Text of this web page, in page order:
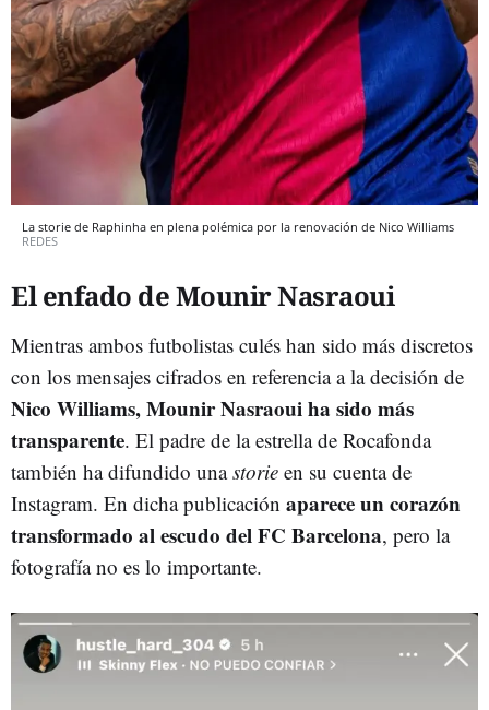
La storie de Raphinha en plena polémica por la renovación de Nico Williams
REDES
El enfado de Mounir Nasraoui
Mientras ambos futbolistas culés han sido más discretos
con los mensajes cifrados en referencia a la decisión de
Nico Williams, Mounir Nasraoui ha sido más
transparente. El padre de la estrella de Rocafonda
también ha difundido unastorie en su cuenta de
Instagram. En dicha publicación aparece un corazón
transformado al escudo del FC Barcelona, pero la
fotografía no es lo importante.